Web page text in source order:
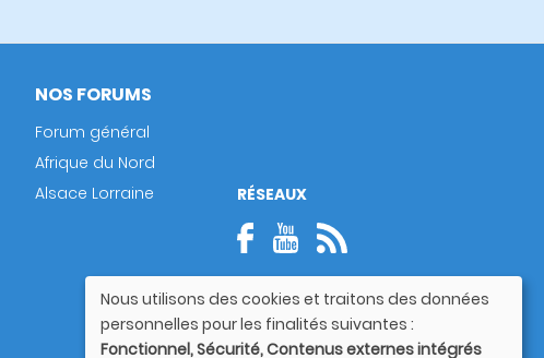
NOS FORUMS
Forum général
Afrique du Nord
Alsace Lorraine
RÉSEAUX
Utilisation
des
Nous utilisons des cookies et traitons des données
personnelles pour les finalités suivantes :
Fonctionnel, Sécurité, Contenus externes intégrés